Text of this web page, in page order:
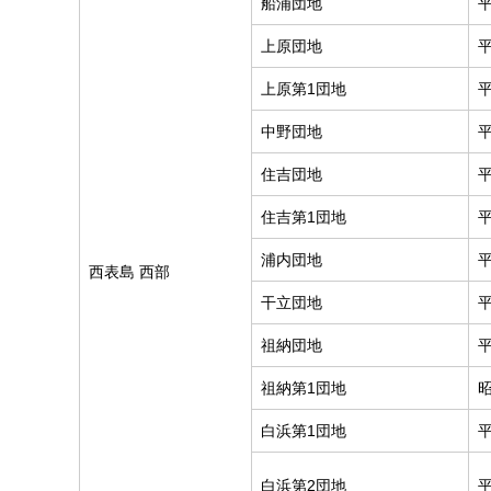
西表島 西部
上原団地
上原第1団地
中野団地
住吉団地
住吉第1団地
浦内団地
干立団地
祖納団地
祖納第1団地
白浜第1団地
白浜第2団地